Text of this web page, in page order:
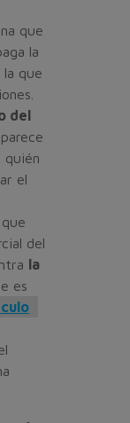
que
la
que
del
quién
el
del
la
es